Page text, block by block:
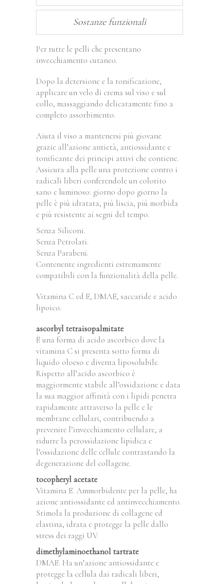
Sostanze funzionali
Per tutte le pelli che presentano
invecchiamento cutaneo.
Dopo la detersione e la tonificazione,
applicare un velo di crema sul viso e sul
collo, massaggiando delicatamente fino a
completo assorbimento.
Aiuta il viso a mantenersi più giovane
grazie all’azione antietà, antiossidante e
tonificante dei principi attivi che contiene.
Assicura alla pelle una protezione contro i
radicali liberi conferendole un colorito
sano e luminoso: giorno dopo giorno la
pelle è più idratata, più liscia, più morbida
e più resistente ai segni del tempo.
Senza Siliconi.
Senza Petrolati.
Senza Parabeni.
Contenente ingredienti estremamente
compatibili con la funzionalità della pelle.
Vitamina C ed E, DMAE, saccaride e acido
lipoico.
ascorbyl tetraisopalmitate
È una forma di acido ascorbico dove la
vitamina C si presenta sotto forma di
liquido oloeso e diventa liposolubile.
Rispetto all’acido ascorbico è
maggiormente stabile all’ossidazione e data
la sua maggior affinità con i lipidi penetra
rapidamente attraverso la pelle e le
membrane cellulari, contribuendo a
prevenire l’invecchiamento cellulare, a
ridurre la perossidazione lipidica e
l’ossidazione delle cellule contrastando la
degenerazione del collagene.
tocopheryl acetate
Vitamina E. Ammorbidente per la pelle, ha
azione antiossidante ed antinvecchiamento.
Stimola la produzione di collagene ed
elastina, idrata e protegge la pelle dallo
stress dei raggi UV.
dimethylaminoethanol tartrate
DMAE. Ha un’azione antiossidante e
protegge la cellula dai radicali liberi,